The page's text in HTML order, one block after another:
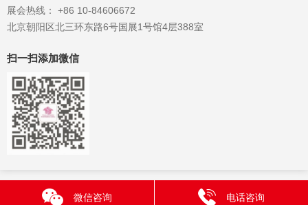
展会热线： +86 10-84606672
北京朝阳区北三环东路6号国展1号馆4层388室
扫一扫添加微信
微信咨询 电话咨询